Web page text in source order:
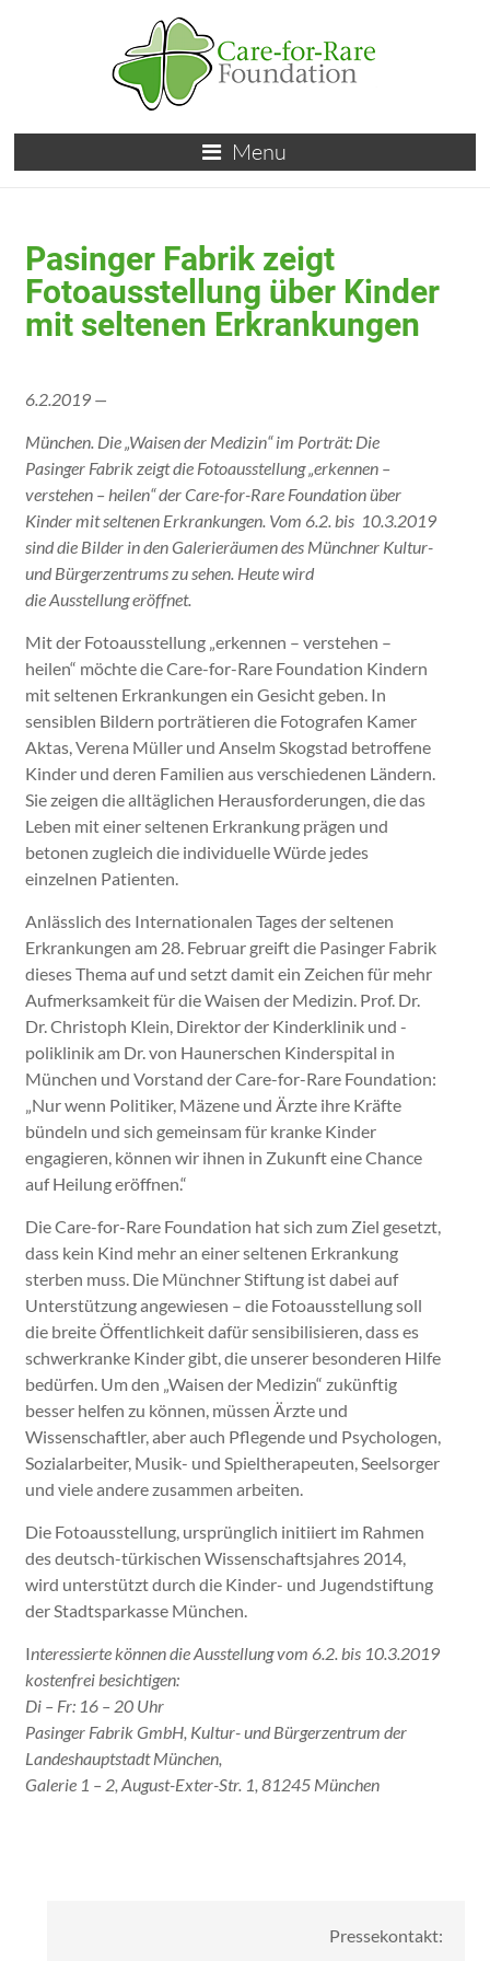
Menu
Pasinger Fabrik zeigt
Fotoausstellung über Kinder
mit seltenen Erkrankungen
6.2.2019 —
München. Die „Waisen der Medizin“ im Porträt: Die
Pasinger Fabrik zeigt die Fotoausstellung „erkennen –
verstehen – heilen“ der Care-for-Rare Foundation über
Kinder mit seltenen Erkrankungen. Vom 6.2. bis 10.3.2019
sind die Bilder in denGalerieräumen des Münchner Kultur-
und Bürgerzentrums zu sehen. Heute wird
die Ausstellung eröffnet.
Mit der Fotoausstellung „erkennen – verstehen –
heilen“ möchte die Care-for-Rare Foundation Kindern
mit seltenen Erkrankungen ein Gesicht geben. In
sensiblen Bildern porträtieren die Fotografen Kamer
Aktas, Verena Müller und Anselm Skogstad betroffene
Kinder und deren Familien aus verschiedenen Ländern.
Sie zeigen die alltäglichen Herausforderungen, die das
Leben mit einer seltenen Erkrankung prägen und
betonen zugleich die individuelle Würde jedes
einzelnen Patienten.
Anlässlich des Internationalen Tages der seltenen
Erkrankungen am 28. Februar greift die Pasinger Fabrik
dieses Thema auf und setzt damit ein Zeichen für mehr
Aufmerksamkeit für die Waisen der Medizin. Prof. Dr.
Dr. Christoph Klein, Direktor der Kinderklinik und -
poliklinik am Dr. von Haunerschen Kinderspital in
München und Vorstand der Care-for-Rare Foundation:
„Nur wenn Politiker, Mäzene und Ärzte ihre Kräfte
bündeln und sich gemeinsam für kranke Kinder
engagieren, können wir ihnen in Zukunft eine Chance
auf Heilung eröffnen.“
Die Care-for-Rare Foundation hat sich zum Ziel gesetzt,
dass kein Kind mehr an einer seltenen Erkrankung
sterben muss. Die Münchner Stiftung ist dabei auf
Unterstützung angewiesen – die Fotoausstellung soll
die breite Öffentlichkeit dafür sensibilisieren, dass es
schwerkranke Kinder gibt, die unserer besonderen Hilfe
bedürfen. Um den „Waisen der Medizin“ zukünftig
besser helfen zu können, müssen Ärzte und
Wissenschaftler, aber auch Pflegende und Psychologen,
Sozialarbeiter, Musik- und Spieltherapeuten, Seelsorger
und viele andere zusammen arbeiten.
Die Fotoausstellung, ursprünglich initiiert im Rahmen
des deutsch-türkischen Wissenschaftsjahres 2014,
wird unterstützt durch die Kinder- und Jugendstiftung
der Stadtsparkasse München.
Interessierte können die Ausstellung vom 6.2. bis 10.3.2019
kostenfrei besichtigen:
Di – Fr: 16 – 20 Uhr
Pasinger Fabrik GmbH, Kultur- und Bürgerzentrum der
Landeshauptstadt München,
Galerie 1 – 2, August-Exter-Str. 1, 81245 München
Pressekontakt: